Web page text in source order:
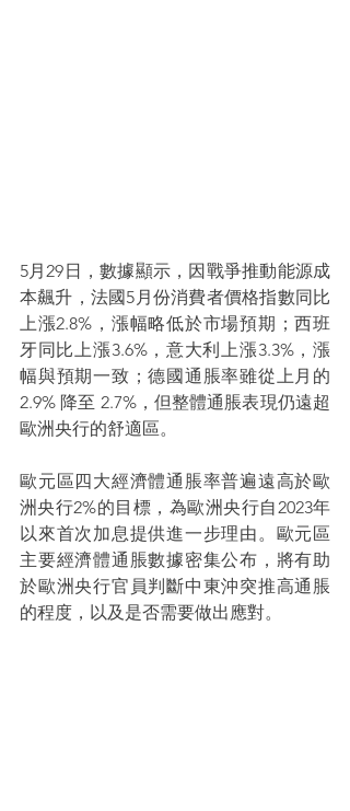
5月29日，數據顯示，因戰爭推動能源成
本飆升，法國5月份消費者價格指數同比
上漲2.8%，漲幅略低於市場預期；西班
牙同比上漲3.6%，意大利上漲3.3%，漲
幅與預期一致；德國通脹率雖從上月的
2.9% 降至 2.7%，但整體通脹表現仍遠超
歐洲央行的舒適區。
歐元區四大經濟體通脹率普遍遠高於歐
洲央行2%的目標，為歐洲央行自2023年
以來首次加息提供進一步理由。歐元區
主要經濟體通脹數據密集公布，將有助
於歐洲央行官員判斷中東沖突推高通脹
的程度，以及是否需要做出應對。